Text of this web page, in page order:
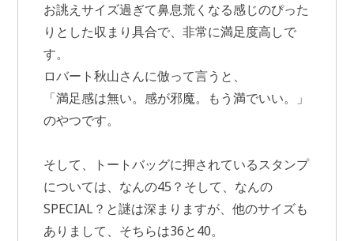
お誂えサイズ過ぎて鼻息荒くなる感じのぴった
りとした収まり具合で、非常に満足度高しで
す。
ロバート秋山さんに倣って言うと、
「満足感は無い。感が邪魔。もう満でいい。」
のやつです。
そして、トートバッグに押されているスタンプ
については、なんの45？そして、なんの
SPECIAL？と謎は深まりますが、他のサイズも
ありまして、そちらは36と40。